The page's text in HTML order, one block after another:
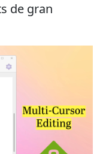
de gran